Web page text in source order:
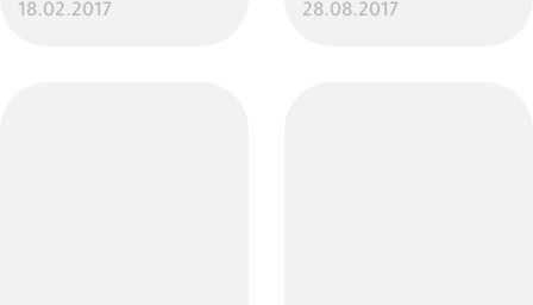
18.02.2017 28.08.2017